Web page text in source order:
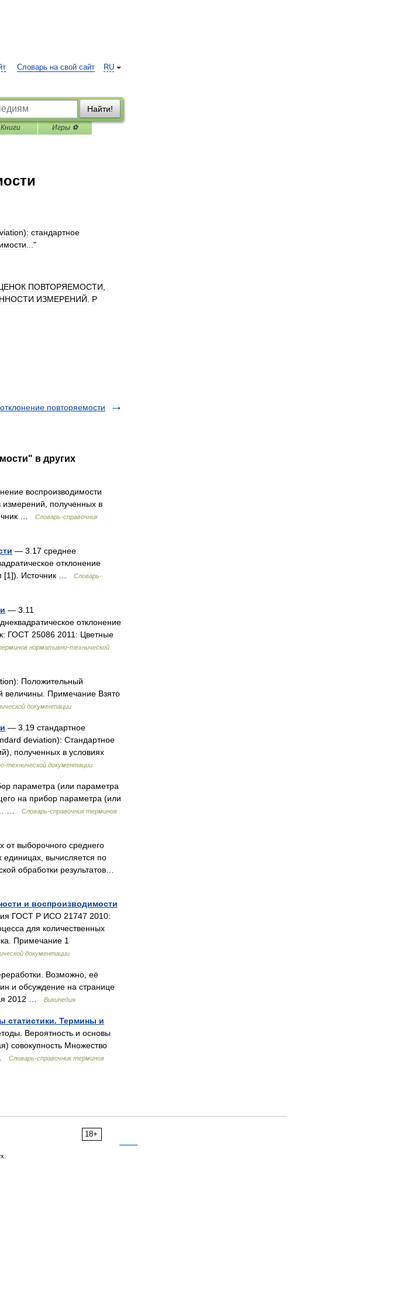
RU
Словарь на свой сайт
Найти!
Книги Игры ⚽
): стандартное
..."
ПОВТОРЯЕМОСТИ
ИЗМЕРЕНИЙ
Р
повторяемости
в других
воспроизводимости
измерений, полученных в
…
Словарь-справочник
— 3.17 среднее
отклонение
[1]). Источник …
Словарь-
— 3.11
отклонение
ГОСТ 25086 2011: Цветные
нормативно-технической
Положительный
величины. Примечание Взято
документации
— 3.19 стандартное
deviation): Стандартное
полученных в условиях
технической документации
параметра (или параметра
на прибор параметра (или
…
Словарь-справочник терминов
выборочного среднего
вычисляется по
обработки результатов…
и воспроизводимости
ГОСТ Р ИСО 21747 2010:
для количественных
Примечание 1
документации
Возможно, её
и обсуждение на странице
2012 …
Википедия
статистики. Термины и
Вероятность и основы
совокупность Множество
Словарь-справочник терминов
18+